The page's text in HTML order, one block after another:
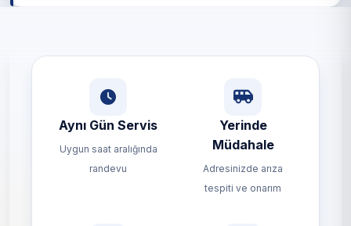
Aynı Gün Servis
Uygun saat aralığında
randevu
Yerinde
Müdahale
Adresinizde arıza
tespiti ve onarım